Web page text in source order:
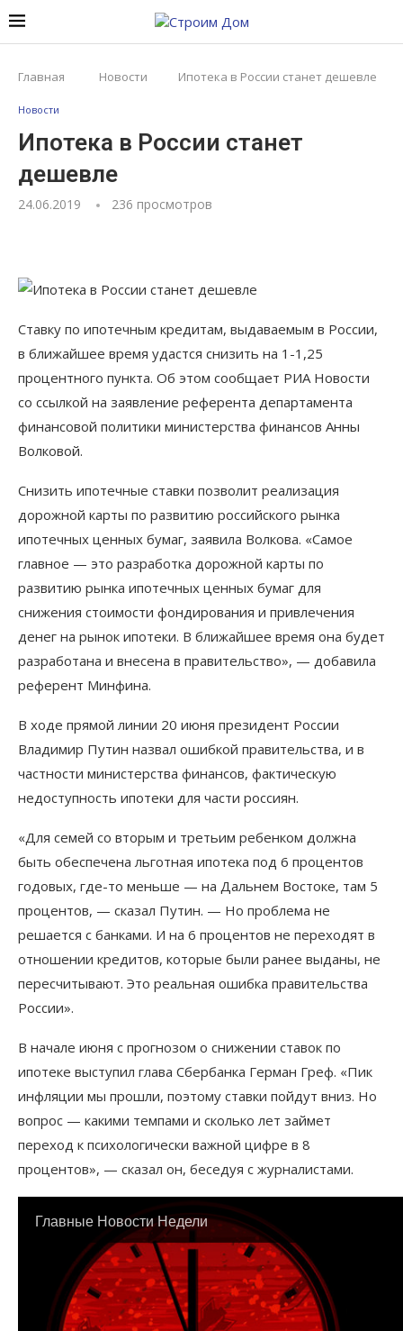
Главная Новости Ипотека в России станет дешевле
Новости
Ипотека в России станет
дешевле
24.06.2019 236 просмотров
Ставку по ипотечным кредитам, выдаваемым в России,
в ближайшее время удастся снизить на 1-1,25
процентного пункта. Об этом сообщает РИА Новости
со ссылкой на заявление референта департамента
финансовой политики министерства финансов Анны
Волковой.
Снизить ипотечные ставки позволит реализация
дорожной карты по развитию российского рынка
ипотечных ценных бумаг, заявила Волкова. «Самое
главное — это разработка дорожной карты по
развитию рынка ипотечных ценных бумаг для
снижения стоимости фондирования и привлечения
денег на рынок ипотеки. В ближайшее время она будет
разработана и внесена в правительство», — добавила
референт Минфина.
В ходе прямой линии 20 июня президент России
Владимир Путин назвал ошибкой правительства, и в
частности министерства финансов, фактическую
недоступность ипотеки для части россиян.
«Для семей со вторым и третьим ребенком должна
быть обеспечена льготная ипотека под 6 процентов
годовых, где-то меньше — на Дальнем Востоке, там 5
процентов, — сказал Путин. — Но проблема не
решается с банками. И на 6 процентов не переходят в
отношении кредитов, которые были ранее выданы, не
пересчитывают. Это реальная ошибка правительства
России».
В начале июня с прогнозом о снижении ставок по
ипотеке выступил глава Сбербанка Герман Греф. «Пик
инфляции мы прошли, поэтому ставки пойдут вниз. Но
вопрос — какими темпами и сколько лет займет
переход к психологически важной цифре в 8
процентов», — сказал он, беседуя с журналистами.